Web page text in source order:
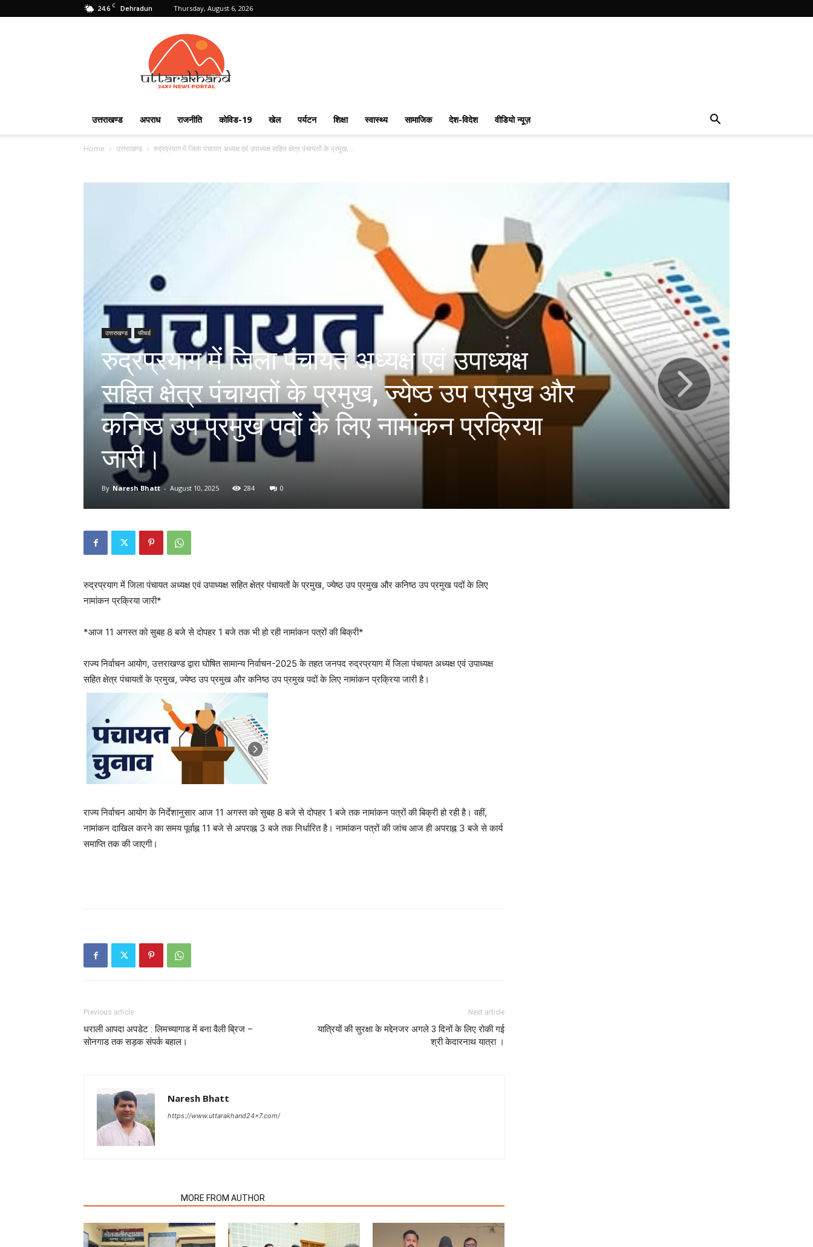
24.6 C Dehradun Thursday, August 6, 2026
Uttarakhand
24X7
उत्तराखण्ड अपराध राजनीति कोविड-19 खेल पर्यटन शिक्षा स्वास्थ्य सामाजिक देश-विदेश वीडियो न्यूज़
Home उत्तराखण्ड रुद्रप्रयाग में जिला पंचायत अध्यक्ष एवं उपाध्यक्ष सहित क्षेत्र पंचायतों के प्रमुख,...
उत्तराखण्ड फीचर्ड
रुद्रप्रयाग में जिला पंचायत अध्यक्ष एवं उपाध्यक्ष
सहित क्षेत्र पंचायतों के प्रमुख, ज्येष्ठ उप प्रमुख और
कनिष्ठ उप प्रमुख पदों के लिए नामांकन प्रक्रिया
जारी।
By Naresh Bhatt - August 10, 2025 284 0
रुद्रप्रयाग में जिला पंचायत अध्यक्ष एवं उपाध्यक्ष सहित क्षेत्र पंचायतों के प्रमुख, ज्येष्ठ उप प्रमुख और कनिष्ठ उप प्रमुख पदों के लिए
नामांकन प्रक्रिया जारी*
*आज 11 अगस्त को सुबह 8 बजे से दोपहर 1 बजे तक भी हो रही नामांकन पत्रों की बिक्री*
राज्य निर्वाचन आयोग, उत्तराखण्ड द्वारा घोषित सामान्य निर्वाचन-2025 के तहत जनपद रुद्रप्रयाग में जिला पंचायत अध्यक्ष एवं उपाध्यक्ष
सहित क्षेत्र पंचायतों के प्रमुख, ज्येष्ठ उप प्रमुख और कनिष्ठ उप प्रमुख पदों के लिए नामांकन प्रक्रिया जारी है।
राज्य निर्वाचन आयोग के निर्देशानुसार आज 11 अगस्त को सुबह 8 बजे से दोपहर 1 बजे तक नामांकन पत्रों की बिक्री हो रही है। वहीं,
नामांकन दाखिल करने का समय पूर्वाह्न 11 बजे से अपराह्न 3 बजे तक निर्धारित है। नामांकन पत्रों की जांच आज ही अपराह्न 3 बजे से कार्य
समाप्ति तक की जाएगी।
Previous article
धराली आपदा अपडेट : लिमच्यागाड में बना वैली ब्रिज –
सोनगाड तक सड़क संपर्क बहाल।
Next article
यात्रियों की सुरक्षा के मद्देनजर अगले 3 दिनों के लिए रोकी गई
श्री केदारनाथ यात्रा ।
Naresh Bhatt
https://www.uttarakhand24x7.com/
MORE FROM AUTHOR